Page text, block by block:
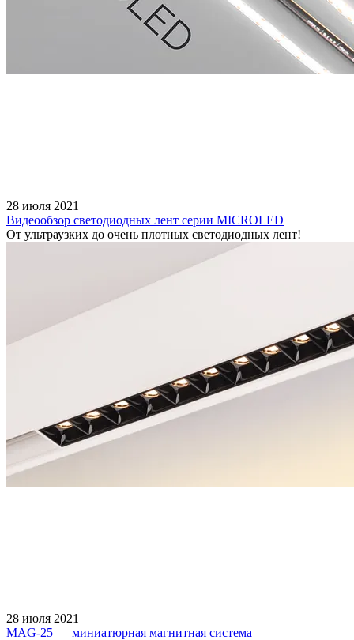
28 июля 2021
Видеообзор светодиодных лент серии MICROLED
От ультраузких до очень плотных светодиодных лент!
28 июля 2021
MAG-25 — миниатюрная магнитная система